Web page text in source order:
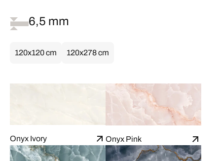
6,5 mm
120x120 cm 120x278 cm
Onyx Ivory Onyx Pink